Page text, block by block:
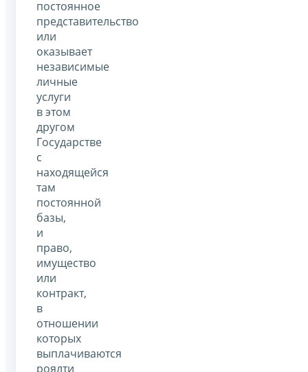
постоянное
представительство
или
оказывает
независимые
личные
услуги
в этом
другом
Государстве
с
находящейся
там
постоянной
базы,
и
право,
имущество
или
контракт,
в
отношении
которых
выплачиваются
роялти